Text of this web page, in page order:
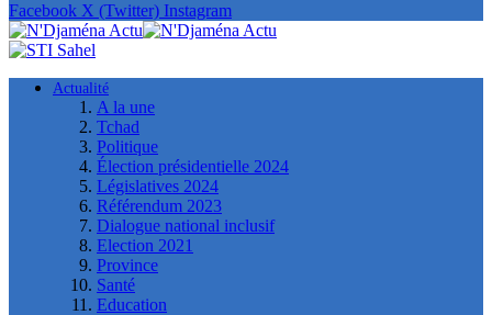
Facebook X (Twitter) Instagram
Actualité
A la une
Tchad
Politique
Élection présidentielle 2024
Législatives 2024
Référendum 2023
Dialogue national inclusif
Election 2021
Province
Santé
Education